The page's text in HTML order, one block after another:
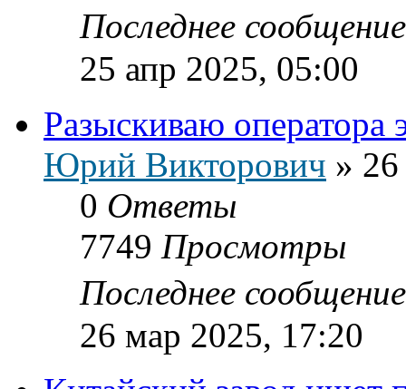
Последнее
25 апр 2025, 05:00
Разыскиваю оператора
Юрий Викторович »
0 Ответы
7749 Просмотры
Последнее
26 мар 2025, 17:20